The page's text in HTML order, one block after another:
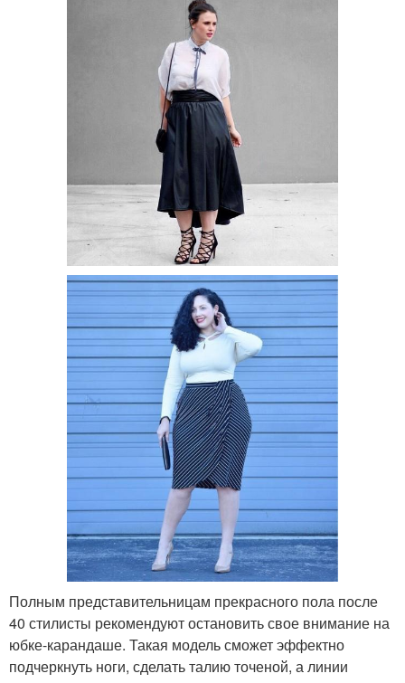
Полным представительницам прекрасного пола после
40 стилисты рекомендуют остановить свое внимание на
юбке-карандаше. Такая модель сможет эффектно
подчеркнуть ноги, сделать талию точеной, а линии